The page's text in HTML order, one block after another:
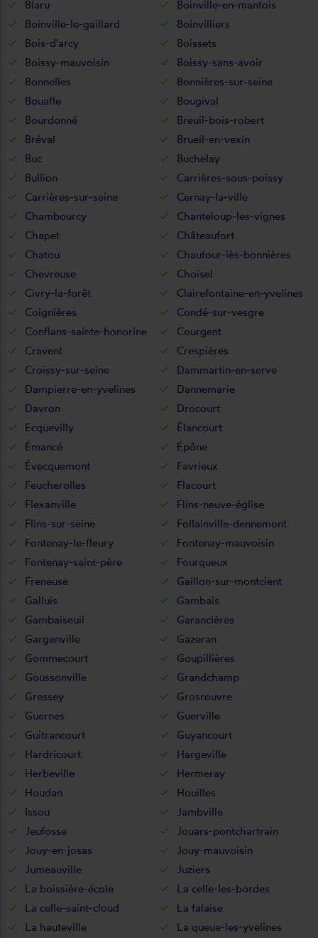
Blaru
Boinville-en-mantois
Boinville-le-gaillard
Boinvilliers
Bois-d'arcy
Boissets
Boissy-mauvoisin
Boissy-sans-avoir
Bonnelles
Bonnières-sur-seine
Bouafle
Bougival
Bourdonné
Breuil-bois-robert
Bréval
Brueil-en-vexin
Buc
Buchelay
Bullion
Carrières-sous-poissy
Carrières-sur-seine
Cernay-la-ville
Chambourcy
Chanteloup-les-vignes
Chapet
Châteaufort
Chatou
Chaufour-lès-bonnières
Chevreuse
Choisel
Civry-la-forêt
Clairefontaine-en-yvelines
Coignières
Condé-sur-vesgre
Conflans-sainte-honorine
Courgent
Cravent
Crespières
Croissy-sur-seine
Dammartin-en-serve
Dampierre-en-yvelines
Dannemarie
Davron
Drocourt
Ecquevilly
Élancourt
Émancé
Épône
Évecquemont
Favrieux
Feucherolles
Flacourt
Flexanville
Flins-neuve-église
Flins-sur-seine
Follainville-dennemont
Fontenay-le-fleury
Fontenay-mauvoisin
Fontenay-saint-père
Fourqueux
Freneuse
Gaillon-sur-montcient
Galluis
Gambais
Gambaiseuil
Garancières
Gargenville
Gazeran
Gommecourt
Goupillières
Goussonville
Grandchamp
Gressey
Grosrouvre
Guernes
Guerville
Guitrancourt
Guyancourt
Hardricourt
Hargeville
Herbeville
Hermeray
Houdan
Houilles
Issou
Jambville
Jeufosse
Jouars-pontchartrain
Jouy-en-josas
Jouy-mauvoisin
Jumeauville
Juziers
La boissière-école
La celle-les-bordes
La celle-saint-cloud
La falaise
La hauteville
La queue-les-yvelines